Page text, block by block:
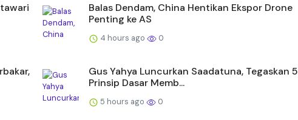
Balas Dendam, China Hentikan Ekspor Drone
Penting ke AS
4 hours ago 0
Gus Yahya Luncurkan Saadatuna, Tegaskan 5
Prinsip Dasar Memb...
5 hours ago 0